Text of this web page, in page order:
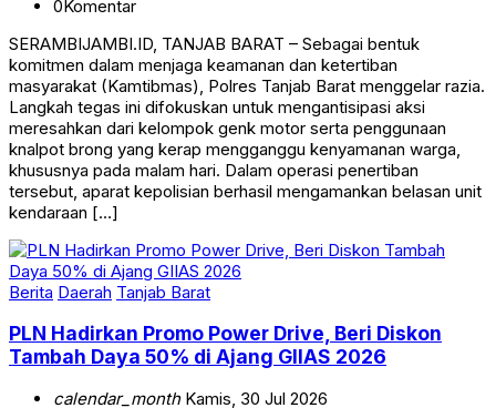
0Komentar
SERAMBIJAMBI.ID, TANJAB BARAT – Sebagai bentuk
komitmen dalam menjaga keamanan dan ketertiban
masyarakat (Kamtibmas), Polres Tanjab Barat menggelar razia.
Langkah tegas ini difokuskan untuk mengantisipasi aksi
meresahkan dari kelompok genk motor serta penggunaan
knalpot brong yang kerap mengganggu kenyamanan warga,
khususnya pada malam hari. Dalam operasi penertiban
tersebut, aparat kepolisian berhasil mengamankan belasan unit
kendaraan […]
Berita Daerah Tanjab Barat
PLN Hadirkan Promo Power Drive, Beri Diskon
Tambah Daya 50% di Ajang GIIAS 2026
calendar_monthKamis, 30 Jul 2026